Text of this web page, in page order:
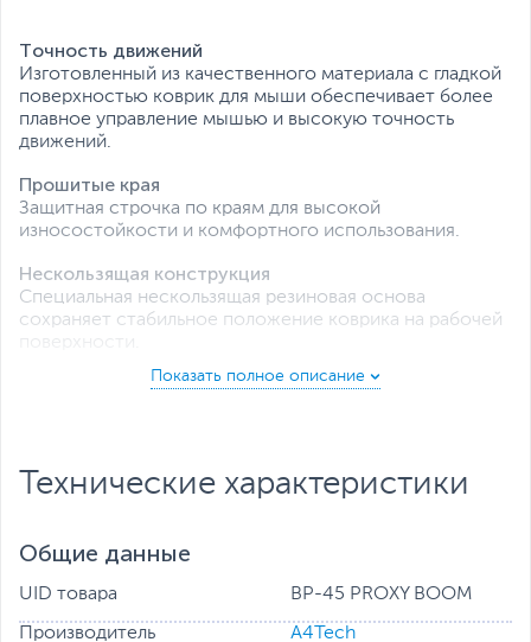
Точность движений
Изготовленный из качественного материала с гладкой
поверхностью коврик для мыши обеспечивает более
плавное управление мышью и высокую точность
движений.
Прошитые края
Защитная строчка по краям для высокой
износостойкости и комфортного использования.
Нескользящая конструкция
Специальная нескользящая резиновая основа
сохраняет стабильное положение коврика на рабочей
Технические характеристики
Общие данные
UID товара BP-45 PROXY BOOM
Производитель A4Tech